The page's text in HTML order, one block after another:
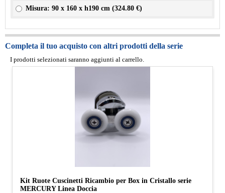
Misura: 90 x 160 x h190 cm (324.80 €)
Completa il tuo acquisto con altri prodotti della serie
I prodotti selezionati saranno aggiunti al carrello.
Kit Ruote Cuscinetti Ricambio per Box in Cristallo serie
MERCURY Linea Doccia